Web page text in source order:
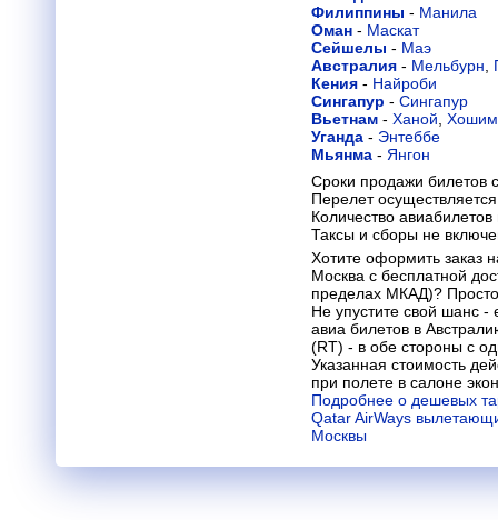
Филиппины - Манила
Оман - Маскат
Сейшелы - Маэ
Австралия - Мельбурн
Кения - Найроби
Сингапур - Сингапур
Вьетнам - Ханой
Уганда - Энтеббе
Мьянма - Янгон
Сроки продажи билетов
Перелет
Количество
Таксы и сборы не
Хотите оформить заказ
Москва с бесплатной
пределах МКАД)?
Не упустите свой шанс -
авиа билетов в
(RT) - в обе стороны с
Указанная стоимость
при полете в салоне
Подробнее о дешевых
Qatar AirWays
Москвы